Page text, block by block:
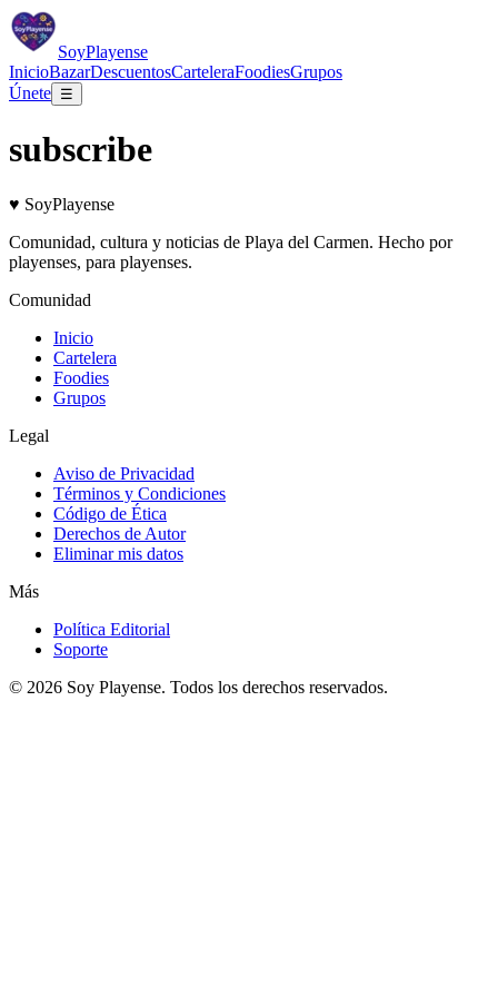
SoyPlayense
InicioBazarDescuentosCarteleraFoodiesGrupos
Únete ☰
subscribe
♥ SoyPlayense
Comunidad, cultura y noticias de Playa del Carmen. Hecho por
playenses, para playenses.
Comunidad
Inicio
Cartelera
Foodies
Grupos
Legal
Aviso de Privacidad
Términos y Condiciones
Código de Ética
Derechos de Autor
Eliminar mis datos
Más
Política Editorial
Soporte
© 2026 Soy Playense. Todos los derechos reservados.